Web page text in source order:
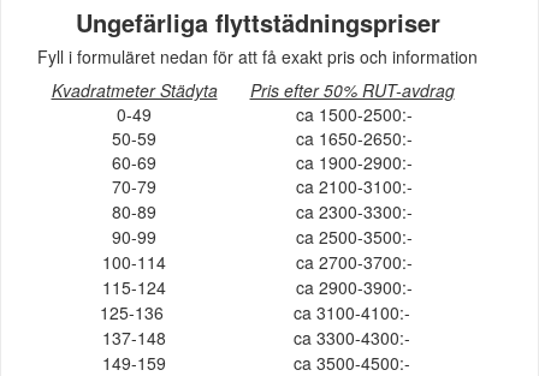
Ungefärliga flyttstädningspriser
Fyll i formuläret nedan för att få exakt pris och information
Kvadratmeter Städyta
Pris efter 50% RUT-avdrag
0-49
ca 1500-2500:-
50-59
ca 1650-2650:-
60-69
ca 1900-2900:-
70-79
ca 2100-3100:-
80-89
ca 2300-3300:-
90-99
ca 2500-3500:-
100-114
ca 2700-3700:-
115-124
ca 2900-3900:-
125-136
ca 3100-4100:-
137-148
ca 3300-4300:-
149-159
ca 3500-4500:-